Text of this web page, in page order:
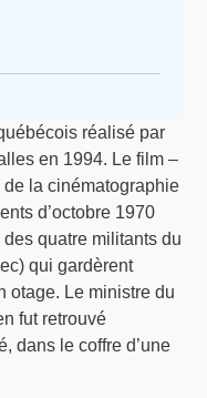
réalisé par
en 1994. Le film –
la cinématographie
d’octobre 1970
quatre militants du
qui gardèrent
otage. Le ministre du
fut retrouvé
dans le coffre d’une